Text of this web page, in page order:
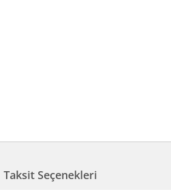
Taksit Seçenekleri